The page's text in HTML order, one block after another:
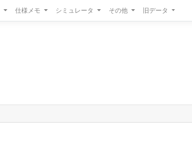
仕様メモ シミュレータ その他 旧データ